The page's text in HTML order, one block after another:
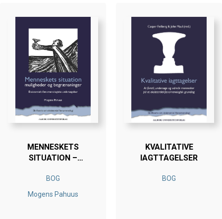
MENNESKETS
SITUATION –
BEGRÆNSNINGER
BOG
Mogens Pahuus
KVALITATIVE
IAGTTAGELSER
BOG